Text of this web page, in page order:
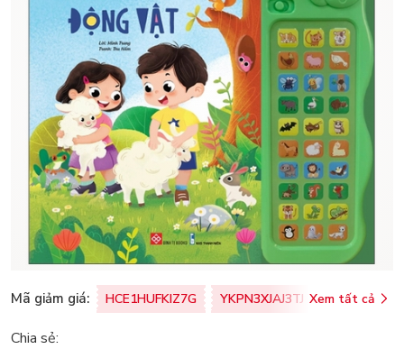
Mã giảm giá: HCE1HUFKIZ7G YKPN3XJAJ3TJ Xem tất cả
Chia sẻ: